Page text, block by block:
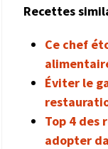
Recettes
Ce chef
Éviter le
Top 4 des
adopter